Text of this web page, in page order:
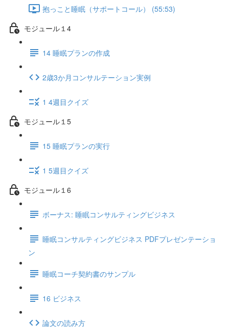
抱っこと睡眠（サポートコール） (55:53)
モジュール１4
14 睡眠プランの作成
2歳3か月コンサルテーション実例
1 4週目クイズ
モジュール１5
15 睡眠プランの実行
1 5週目クイズ
モジュール１6
ボーナス: 睡眠コンサルティングビジネス
睡眠コンサルティングビジネス PDFプレゼンテーショ
ン
睡眠コーチ契約書のサンプル
16 ビジネス
論文の読み方